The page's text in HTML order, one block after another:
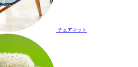
チェアマット